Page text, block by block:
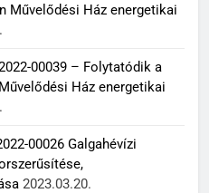
Művelődési Ház energetikai
00039 – Folytatódik a
Ház energetikai
00026 Galgahévízi
2023.03.20.